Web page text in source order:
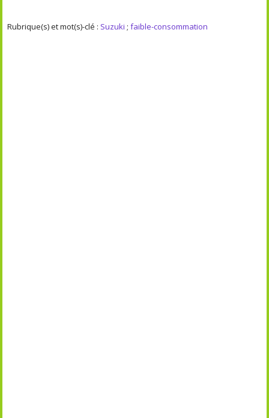
Rubrique(s) et mot(s)-clé : Suzuki ;faible-consommation